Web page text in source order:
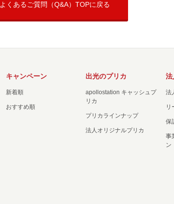
よくあるご質問（Q&A）TOPに戻る
キャンペーン
新着順
おすすめ順
出光のプリカ
apollostation キャッシュプ
リカ
プリカラインナップ
法人オリジナルプリカ
法
法
リ
保
事
ン